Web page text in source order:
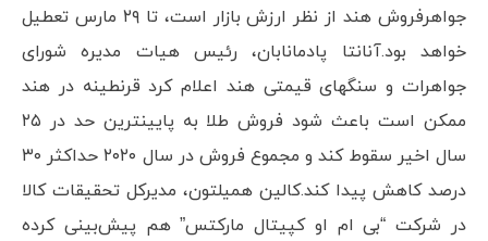
جواهرفروش هند از نظر ارزش بازار است، تا ۲۹ مارس تعطیل
خواهد بود.آنانتا پادمانابان، رئیس هیات مدیره شورای
جواهرات و سنگهای قیمتی هند اعلام کرد قرنطینه در هند
ممکن است باعث شود فروش طلا به پایینترین حد در ۲۵
سال اخیر سقوط کند و مجموع فروش در سال ۲۰۲۰ حداکثر ۳۰
درصد کاهش پیدا کند.کالین همیلتون، مدیرکل تحقیقات کالا
در شرکت “بی ام او کپیتال مارکتس” هم پیش‌بینی کرده